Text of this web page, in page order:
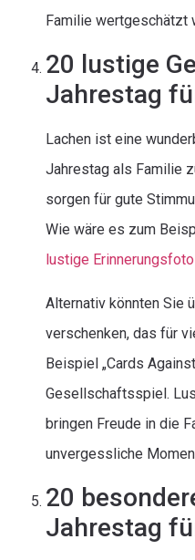
Familie wertgeschätzt
20 lustige
Jahrestag
Lachen ist eine
Jahrestag als Familie
sorgen für gute
Wie wäre es zum
lustige
Alternativ könnten Sie
verschenken, das für
Beispiel „Cards
Gesellschaftsspiel.
bringen Freude in die
unvergessliche
20
Jahrestag